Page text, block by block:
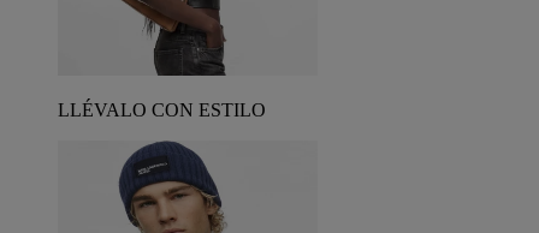
LLÉVALO CON ESTILO